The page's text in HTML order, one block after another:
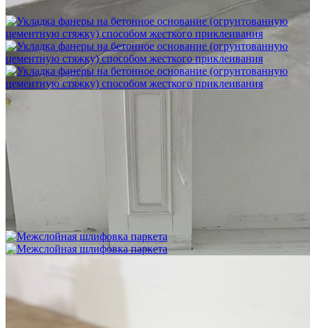
1 500 ₽
Укладка фанеры на бетонное основание (огрунтованную
цементную стяжку) способом жесткого приклеивания
750 ₽